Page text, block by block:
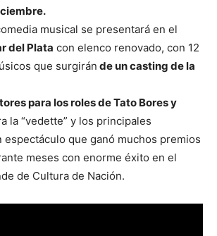
musical se presentará en el
del Plata con elenco renovado, con 12
que surgirán de un casting de la
para los roles de Tato Bores y
la “vedette” y los principales
espectáculo que ganó muchos premios
meses con enorme éxito en el
de Cultura de Nación.